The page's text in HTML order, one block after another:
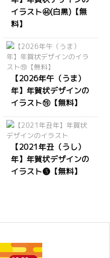
イラスト㊹(白黒)【無
料】
【2026年午（うま）
年】年賀状デザインの
イラスト⑲【無料】
【2021年丑（うし）
年】年賀状デザインの
イラスト❸【無料】